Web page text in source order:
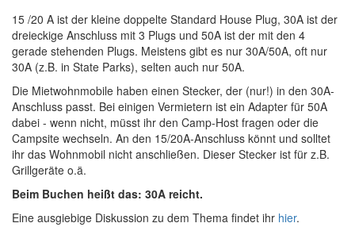
15 /20 A ist der kleine doppelte Standard House Plug, 30A ist der
dreieckige Anschluss mit 3 Plugs und 50A ist der mit den 4
gerade stehenden Plugs. Meistens gibt es nur 30A/50A, oft nur
30A (z.B. in State Parks), selten auch nur 50A.
Die Mietwohnmobile haben einen Stecker, der (nur!) in den 30A-
Anschluss passt. Bei einigen Vermietern ist ein Adapter für 50A
dabei - wenn nicht, müsst ihr den Camp-Host fragen oder die
Campsite wechseln. An den 15/20A-Anschluss könnt und solltet
ihr das Wohnmobil nicht anschließen. Dieser Stecker ist für z.B.
Grillgeräte o.ä.
Beim Buchen heißt das: 30A reicht.
Eine ausgiebige Diskussion zu dem Thema findet ihr hier.